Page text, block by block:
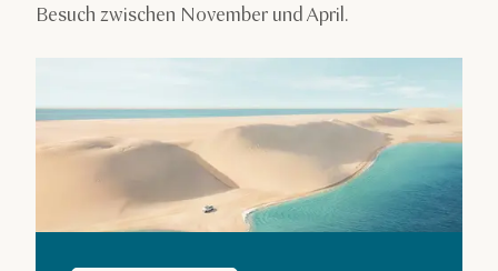
Besuch zwischen November und April.